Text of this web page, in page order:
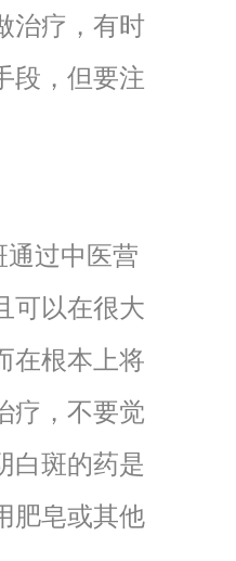
治疗，有时
段，但要注
过中医营
可以在很大
在根本上将
疗，不要觉
白斑的药是
肥皂或其他